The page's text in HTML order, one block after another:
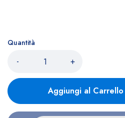
Quantità
- +
Aggiungi al Carrello